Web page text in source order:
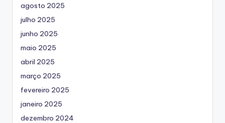
agosto 2025
julho 2025
junho 2025
maio 2025
abril 2025
março 2025
fevereiro 2025
janeiro 2025
dezembro 2024